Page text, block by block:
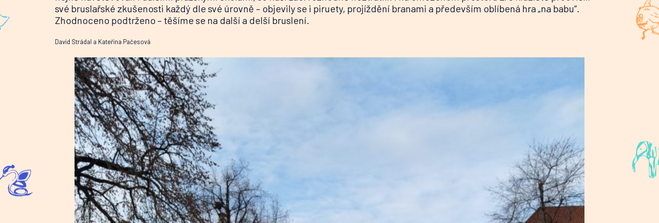
své bruslařské zkušenosti každý dle své úrovně – objevily se i piruety, projíždění branami a především oblíbená hra „na babu“.
Zhodnoceno podtrženo – těšíme se na další a delší bruslení.
David Strádal a Kateřina Pačesová